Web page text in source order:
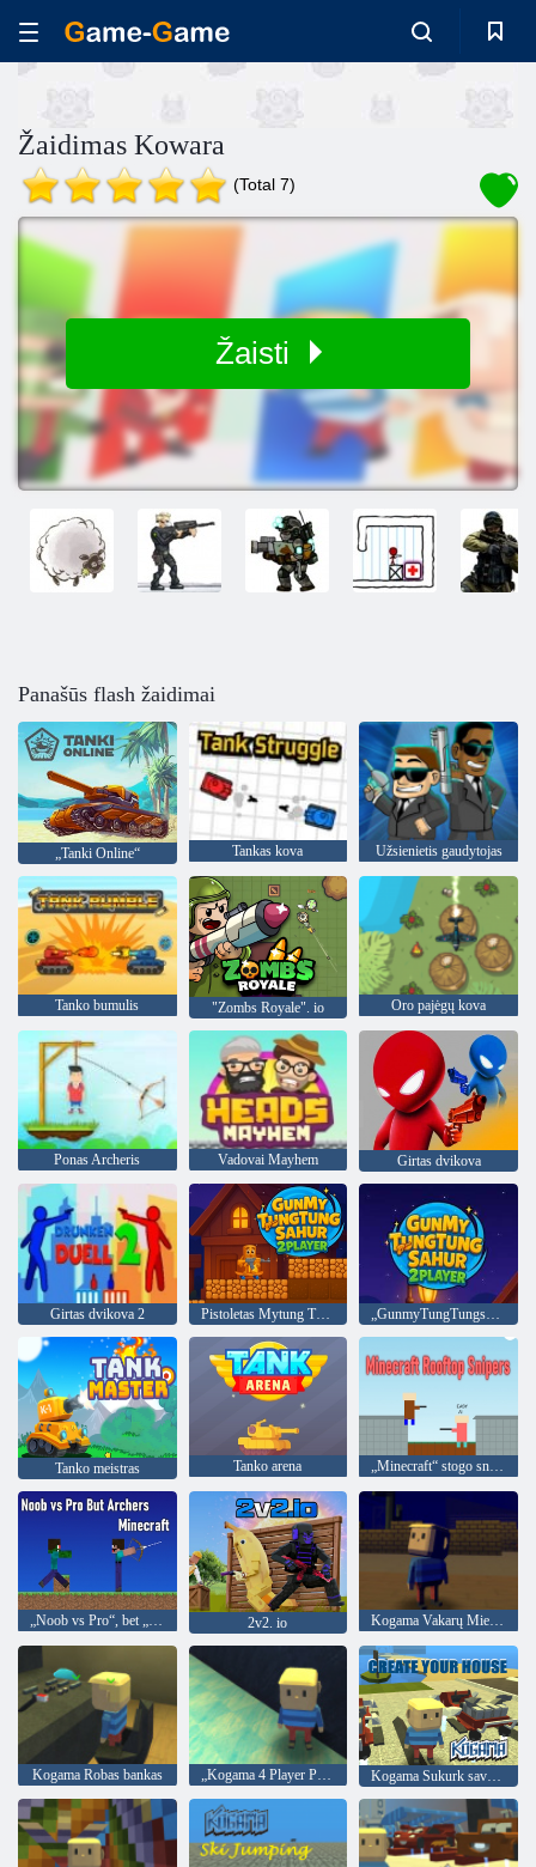
Žaidimas Kowara
(Total 7)
Žaisti
Panašūs flash žaidimai
„Tanki Online“ Tankas kova Užsienietis gaudytojas
Tanko bumulis "Zombs Royale". io Oro pajėgų kova
Ponas Archeris Vadovai Mayhem Girtas dvikova
Girtas dvikova 2 Pistoletas Mytung Tung Sahur 2 žaidėjas „GunmyTungTungsahur 2Player“
Tanko meistras Tanko arena „Minecraft“ stogo snaiperiai
„Noob vs Pro“, bet „Archers Minecraft“ 2v2. io Kogama Vakarų Miesto
Kogama Robas bankas „Kogama 4 Player Parkour“ Kogama Sukurk savo namus